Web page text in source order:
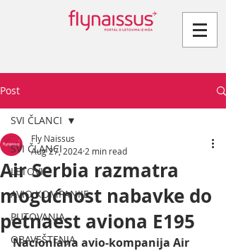
Post
SVI ČLANCI
LETOVI
AVIO KOMPANIJE
PUTOVANJA
OBAVEŠTENJA
SVI ČLANCI
Air Serbia razmatra
mogućnost nabavke do
petnaest aviona E195
Fly Naissus
Aug 27, 2024 2 min read
Nacionlana avio-kompanija Air